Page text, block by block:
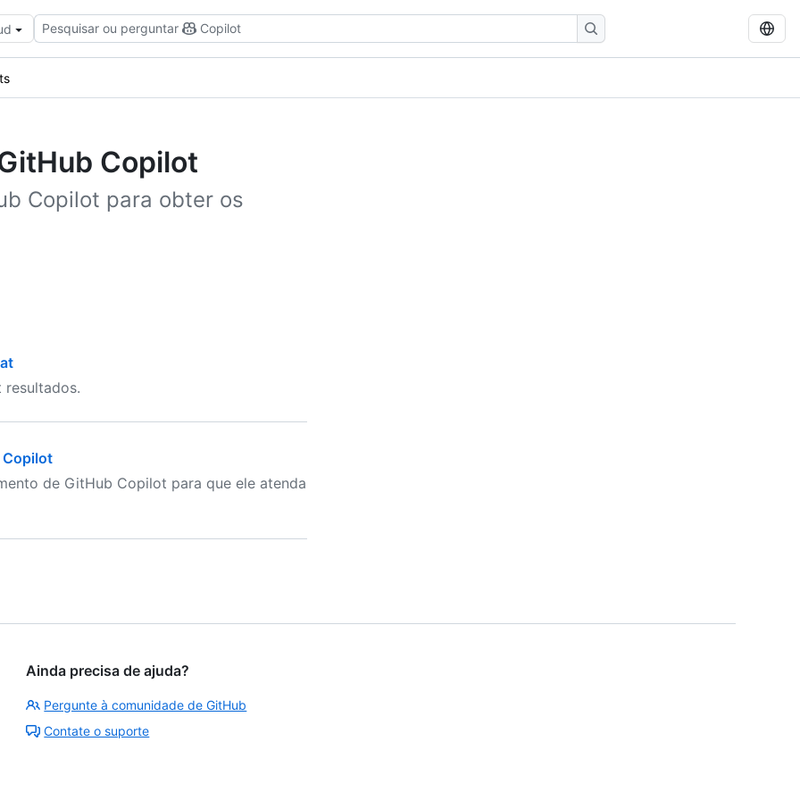
Pesquisar ou perguntar Copilot
Copilot
Copilot para obter os
resultados.
Copilot
de GitHub Copilot para que ele atenda
Ainda precisa de ajuda?
Pergunte à comunidade de GitHub
Contate o suporte